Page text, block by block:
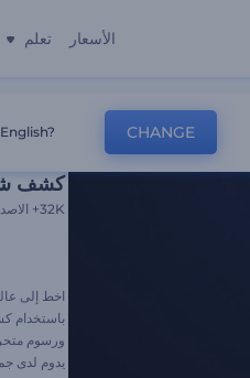
الأسعار تعلم
كشف
32K+
اخط إلى
باستخدام
ورسوم
يدوم لدى
CHANGE